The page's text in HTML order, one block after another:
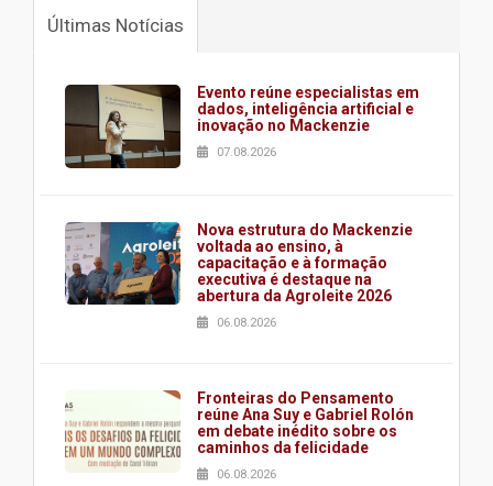
Últimas Notícias
Evento reúne especialistas em
dados, inteligência artificial e
inovação no Mackenzie
07.08.2026
Nova estrutura do Mackenzie
voltada ao ensino, à
capacitação e à formação
executiva é destaque na
abertura da Agroleite 2026
06.08.2026
Fronteiras do Pensamento
reúne Ana Suy e Gabriel Rolón
em debate inédito sobre os
caminhos da felicidade
06.08.2026